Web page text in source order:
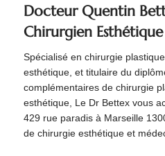
Docteur Quentin
Chirurgien
Spécialisé en chirurgie
esthétique, et titulaire du
complémentaires de chirurgie
esthétique, Le Dr Bettex vous
429 rue paradis à Marseille
de chirurgie esthétique et